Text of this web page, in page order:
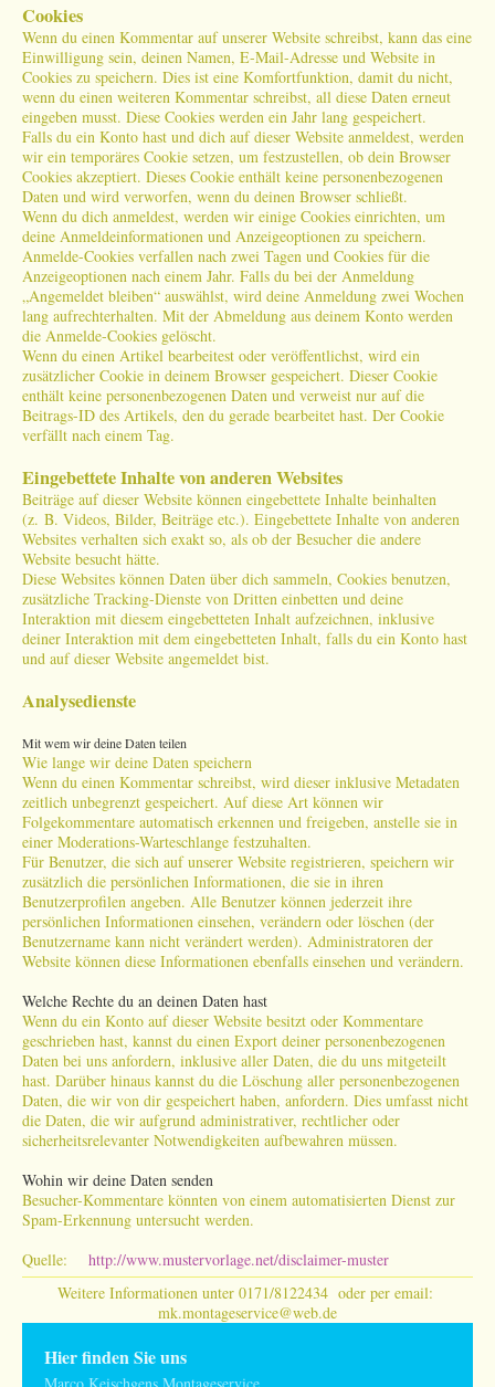
Cookies
Wenn du einen Kommentar auf unserer Website schreibst, kann das eine
Einwilligung sein, deinen Namen, E-Mail-Adresse und Website in
Cookies zu speichern. Dies ist eine Komfortfunktion, damit du nicht,
wenn du einen weiteren Kommentar schreibst, all diese Daten erneut
eingeben musst. Diese Cookies werden ein Jahr lang gespeichert.
Falls du ein Konto hast und dich auf dieser Website anmeldest, werden
wir ein temporäres Cookie setzen, um festzustellen, ob dein Browser
Cookies akzeptiert. Dieses Cookie enthält keine personenbezogenen
Daten und wird verworfen, wenn du deinen Browser schließt.
Wenn du dich anmeldest, werden wir einige Cookies einrichten, um
deine Anmeldeinformationen und Anzeigeoptionen zu speichern.
Anmelde-Cookies verfallen nach zwei Tagen und Cookies für die
Anzeigeoptionen nach einem Jahr. Falls du bei der Anmeldung
„Angemeldet bleiben“ auswählst, wird deine Anmeldung zwei Wochen
lang aufrechterhalten. Mit der Abmeldung aus deinem Konto werden
die Anmelde-Cookies gelöscht.
Wenn du einen Artikel bearbeitest oder veröffentlichst, wird ein
zusätzlicher Cookie in deinem Browser gespeichert. Dieser Cookie
enthält keine personenbezogenen Daten und verweist nur auf die
Beitrags-ID des Artikels, den du gerade bearbeitet hast. Der Cookie
verfällt nach einem Tag.
Eingebettete Inhalte von anderen Websites
Beiträge auf dieser Website können eingebettete Inhalte beinhalten
(z. B. Videos, Bilder, Beiträge etc.). Eingebettete Inhalte von anderen
Websites verhalten sich exakt so, als ob der Besucher die andere
Website besucht hätte.
Diese Websites können Daten über dich sammeln, Cookies benutzen,
zusätzliche Tracking-Dienste von Dritten einbetten und deine
Interaktion mit diesem eingebetteten Inhalt aufzeichnen, inklusive
deiner Interaktion mit dem eingebetteten Inhalt, falls du ein Konto hast
und auf dieser Website angemeldet bist.
Analysedienste
Mit wem wir deine Daten teilen
Wie lange wir deine Daten speichern
Wenn du einen Kommentar schreibst, wird dieser inklusive Metadaten
zeitlich unbegrenzt gespeichert. Auf diese Art können wir
Folgekommentare automatisch erkennen und freigeben, anstelle sie in
einer Moderations-Warteschlange festzuhalten.
Für Benutzer, die sich auf unserer Website registrieren, speichern wir
zusätzlich die persönlichen Informationen, die sie in ihren
Benutzerprofilen angeben. Alle Benutzer können jederzeit ihre
persönlichen Informationen einsehen, verändern oder löschen (der
Benutzername kann nicht verändert werden). Administratoren der
Website können diese Informationen ebenfalls einsehen und verändern.
Welche Rechte du an deinen Daten hast
Wenn du ein Konto auf dieser Website besitzt oder Kommentare
geschrieben hast, kannst du einen Export deiner personenbezogenen
Daten bei uns anfordern, inklusive aller Daten, die du uns mitgeteilt
hast. Darüber hinaus kannst du die Löschung aller personenbezogenen
Daten, die wir von dir gespeichert haben, anfordern. Dies umfasst nicht
die Daten, die wir aufgrund administrativer, rechtlicher oder
sicherheitsrelevanter Notwendigkeiten aufbewahren müssen.
Wohin wir deine Daten senden
Besucher-Kommentare könnten von einem automatisierten Dienst zur
Spam-Erkennung untersucht werden.
Quelle: http://www.mustervorlage.net/disclaimer-muster
Weitere Informationen unter 0171/8122434 oder per email:
mk.montageservice@web.de
Hier finden Sie uns